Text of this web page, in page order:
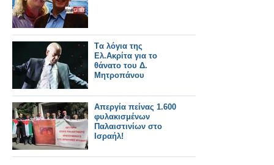
Tα λόγια της
Ελ.Ακρίτα για το
θάνατο του Δ.
Μητροπάνου
Απεργία πείνας 1.600
φυλακισμένων
Παλαιστινίων στο
Ισραήλ!